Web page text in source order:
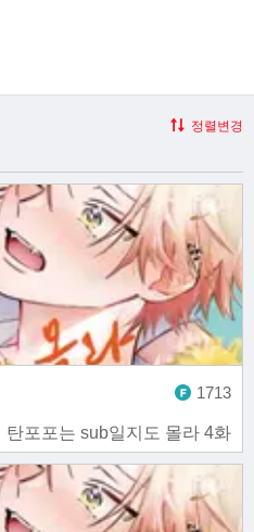
정렬변경
탄포포는 sub일지도 몰라 4화
1713